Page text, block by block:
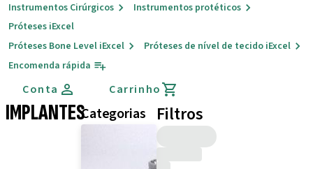
Instrumentos Cirúrgicos
Instrumentos protéticos
Próteses iExcel
Próteses Bone Level iExcel
Próteses de nível de tecido iExcel
Encomenda rápida
Conta Carrinho
IMPLANTESCategorias Filtros